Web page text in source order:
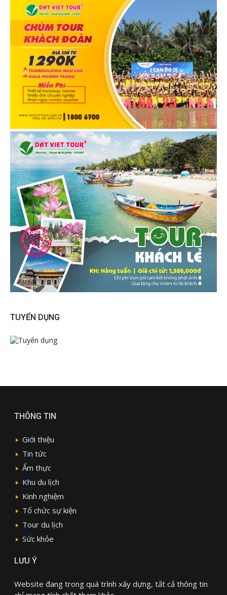
TUYỂN DỤNG
THÔNG TIN
Giới thiệu
Tin tức
Ẩm thực
Khu du lịch
Kinh nghiệm
Tổ chức sự kiện
Tour du lịch
Sức khỏe
LƯU Ý
Website đang trong quá trình xây dựng, tất cả thông tin